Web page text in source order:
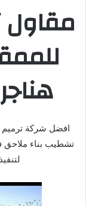
افضل شركة ترميم
تشطيب بناء ملاحق